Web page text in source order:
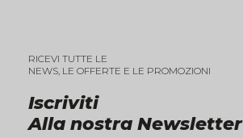
Iscriviti
Alla nostra Newsletter
RICEVI TUTTE LE
NEWS, LE OFFERTE E LE PROMOZIONI